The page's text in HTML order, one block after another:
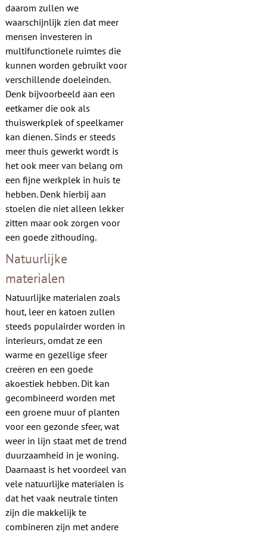
daarom zullen we
waarschijnlijk zien dat meer
mensen investeren in
multifunctionele ruimtes die
kunnen worden gebruikt voor
verschillende doeleinden.
Denk bijvoorbeeld aan een
eetkamer die ook als
thuiswerkplek of speelkamer
kan dienen. Sinds er steeds
meer thuis gewerkt wordt is
het ook meer van belang om
een fijne werkplek in huis te
hebben. Denk hierbij aan
stoelen die niet alleen lekker
zitten maar ook zorgen voor
een goede zithouding.
Natuurlijke
materialen
Natuurlijke materialen zoals
hout, leer en katoen zullen
steeds populairder worden in
interieurs, omdat ze een
warme en gezellige sfeer
creëren en een goede
akoestiek hebben. Dit kan
gecombineerd worden met
een groene muur of planten
voor een gezonde sfeer, wat
weer in lijn staat met de trend
duurzaamheid in je woning.
Daarnaast is het voordeel van
vele natuurlijke materialen is
dat het vaak neutrale tinten
zijn die makkelijk te
combineren zijn met andere